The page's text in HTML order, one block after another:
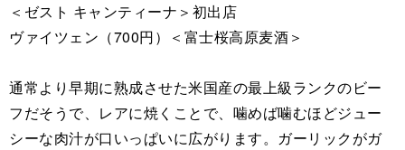
＜ゼスト キャンティーナ＞初出店
ヴァイツェン（700円）＜富士桜高原麦酒＞
通常より早期に熟成させた米国産の最上級ランクのビー
フだそうで、レアに焼くことで、噛めば噛むほどジュー
シーな肉汁が口いっぱいに広がります。ガーリックがガ